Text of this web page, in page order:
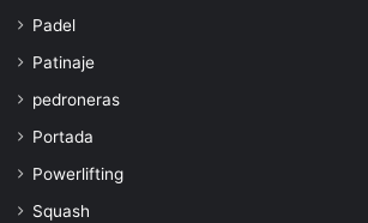
Padel
Patinaje
pedroneras
Portada
Powerlifting
Squash